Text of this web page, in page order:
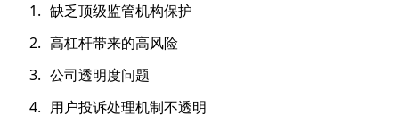
缺乏顶级监管机构保护
高杠杆带来的高风险
公司透明度问题
用户投诉处理机制不透明